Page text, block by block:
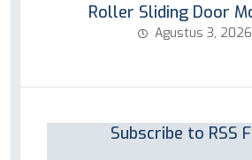
Roller Sliding Door
Agustus 3, 2026
Subscribe to RSS